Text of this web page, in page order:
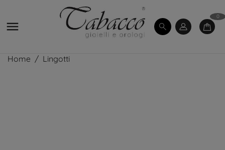

0
Home Lingotti